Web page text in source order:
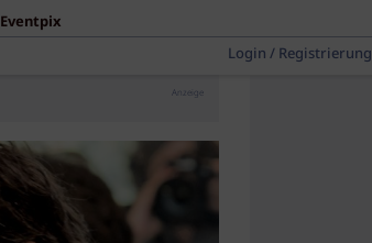
Eventpix
Login / Registrierung
Anzeige